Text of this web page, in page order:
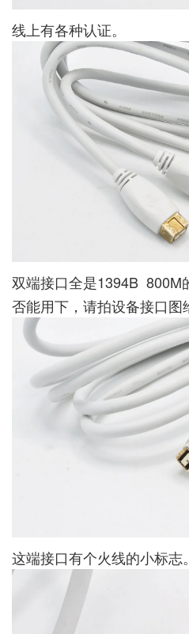
线上有各种认证。
双端接口全是1394B 800M
否能用下，请拍设备接口图
这端接口有个火线的小标志。